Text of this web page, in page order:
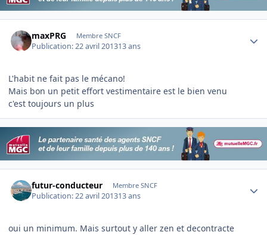
maxPRG Membre SNCF
Publication:22 avril 201313 ans
L'habit ne fait pas le mécano!
Mais bon un petit effort vestimentaire est le bien venu
c'est toujours un plus
futur-conducteur Membre SNCF
Publication:22 avril 201313 ans
oui un minimum. Mais surtout y aller zen et decontracte